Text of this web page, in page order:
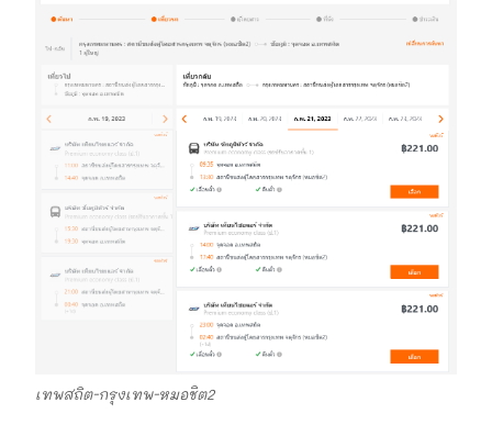
เทพสถิต-กรุงเทพ-หมอชิต2